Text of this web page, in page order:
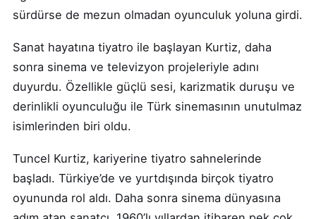
sürdürse de mezun olmadan oyunculuk yoluna girdi.
Sanat hayatına tiyatro ile başlayan Kurtiz, daha
sonra sinema ve televizyon projeleriyle adını
duyurdu. Özellikle güçlü sesi, karizmatik duruşu ve
derinlikli oyunculuğu ile Türk sinemasının unutulmaz
isimlerinden biri oldu.
Tuncel Kurtiz, kariyerine tiyatro sahnelerinde
başladı. Türkiye’de ve yurtdışında birçok tiyatro
oyununda rol aldı. Daha sonra sinema dünyasına